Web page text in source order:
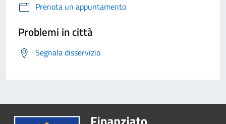
Prenota un appuntamento
Problemi in città
Segnala disservizio